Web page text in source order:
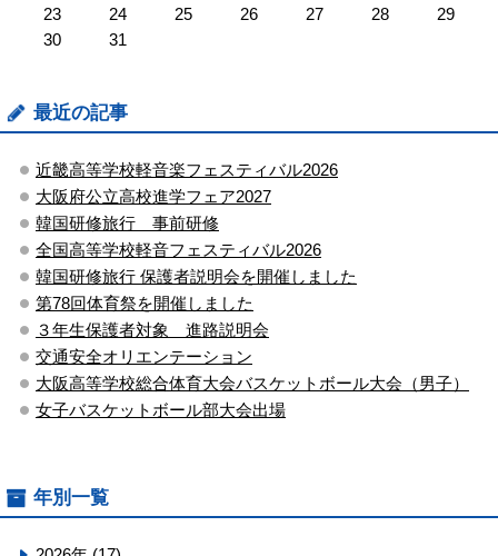
23
24 25 26 27 28
29
30
31
最近の記事
近畿高等学校軽音楽フェスティバル2026
大阪府公立高校進学フェア2027
韓国研修旅行 事前研修
全国高等学校軽音フェスティバル2026
韓国研修旅行 保護者説明会を開催しました
第78回体育祭を開催しました
３年生保護者対象 進路説明会
交通安全オリエンテーション
大阪高等学校総合体育大会バスケットボール大会（男子）
女子バスケットボール部大会出場
年別一覧